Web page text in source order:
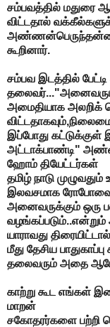
சம்பவத்தில் மதுரை
விட்டதால்
கூறினார்.
சம்பவ இடத்தில்
அமைதியாக
இப்போது கட்டுக்குள்
அட்டாக்பாண்டி"
ஹோம் தியேட்டர்கள்
தமிழ் நாடு
இலவசமாக ரோபோவை
அனைவருக்கும் ஒரு
வழங்கப்படும்..என்றும்
யாராவது
மீது தேசிய
தலைவரும் அதை
காற்று கூட எங்கள்
மாறன்
சகோதரர்களை பற்றி